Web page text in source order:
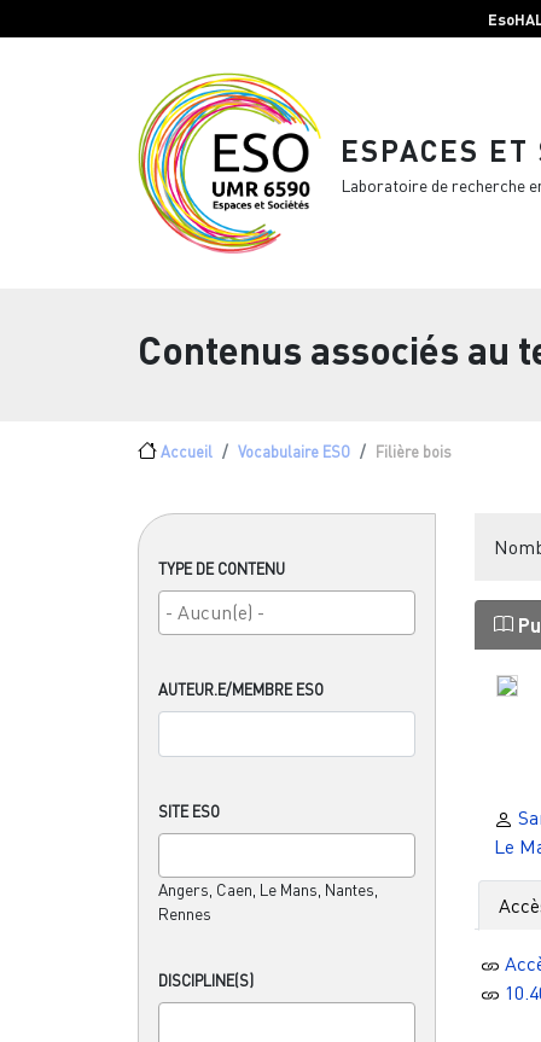
ESPACES ET
Laboratoire de recherche
Contenus associés au
Fil d'Ariane
Accueil Vocabulaire ESO Filière bois
TYPE DE CONTENU
AUTEUR.E/MEMBRE ESO
SITE ESO
Angers, Caen, Le Mans, Nantes,
Rennes
DISCIPLINE(S)
Le